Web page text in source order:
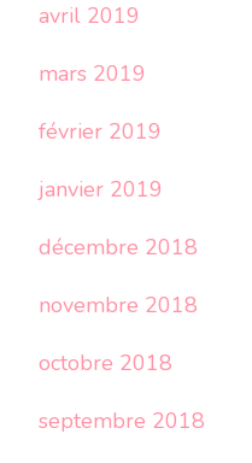
avril 2019
mars 2019
février 2019
janvier 2019
décembre 2018
novembre 2018
octobre 2018
septembre 2018